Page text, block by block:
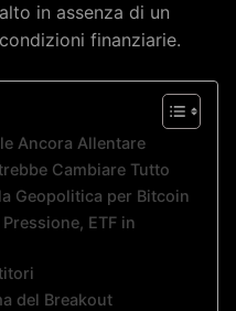
in assenza di un
finanziarie.
Ancora Allentare
Cambiare Tutto
Geopolitica per Bitcoin
ETF in
del Breakout